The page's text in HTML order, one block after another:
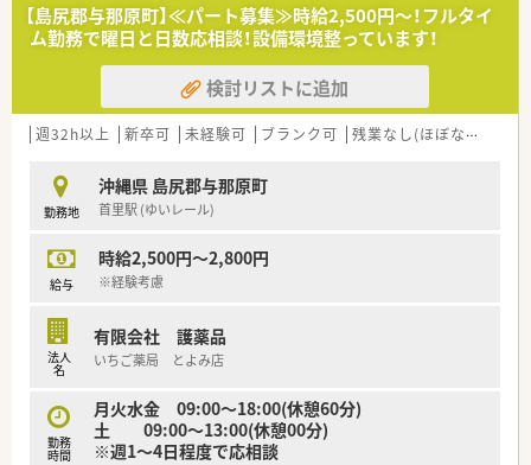
【島尻郡与那原町】≪パート募集≫時給2,500円～！フルタイ
ム勤務で曜日と日数応相談！設備環境整っています！
検討リストに追加
週32h以上 新卒可 未経験可 ブランク可 残業なし(ほぼなし含む)
勤務地
沖縄県 島尻郡与那原町
首里駅 (ゆいレール)
給与
時給2,500円～2,800円
※経験考慮
法人
名
有限会社 護薬品
いちご薬局 とよみ店
勤務
時間
月火水金 09:00～18:00(休憩60分)
土 09:00～13:00(休憩00分)
※週1～4日程度で応相談